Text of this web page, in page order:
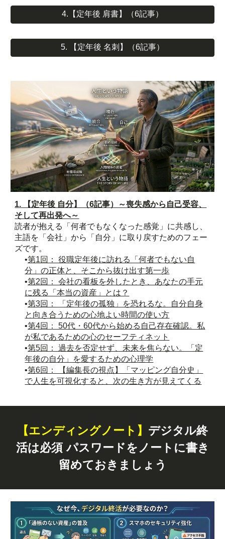
4.【定年後 肩書】（6記事）
5. 【定年後 名刺】（6記事）
1. 【定年後 自分】（6記事）～喪失感から自己受容、
そして再出発へ～
読者が抱える「何者でもなくなった感覚」に共感し、
主語を「会社」から「自分」に取り戻すためのフェー
ズです。
•第1回： 役職定年後に訪れる「何者でもない自
分」の正体と、そこから抜け出す第一歩
•第2回： 会社の看板を外したとき、あなたの手元
に残る「本当の資産」とは？
•第3回： 「定年後の孤独」を恐れるな。自分自身
と向き合うための心地よい時間の使い方
•第4回： 50代・60代から始める自己存在確認。私
が私であるための心のセーフティネット
•第5回： 過去を否定せず、未来を焦らない。「定
年後の自分」を愛するための心理学
•第6回： 【編集長の視点】「マッピング自分史」
で人生を可視化すると、次の生き方が見えてくる
【エンディングノート】 デジタル終
活は必須 パスワードをノートに書き
留めておきましょう